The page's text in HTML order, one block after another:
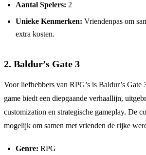
Aantal Spelers: 2
Unieke Kenmerken: Vriendenpas om
extra kosten.
2. Baldur’s Gate 3
Voor liefhebbers van RPG’s is Baldur’s Gate
game biedt een diepgaande verhaallijn,
customization en strategische gameplay. De
mogelijk om samen met vrienden de rijke
Genre: RPG